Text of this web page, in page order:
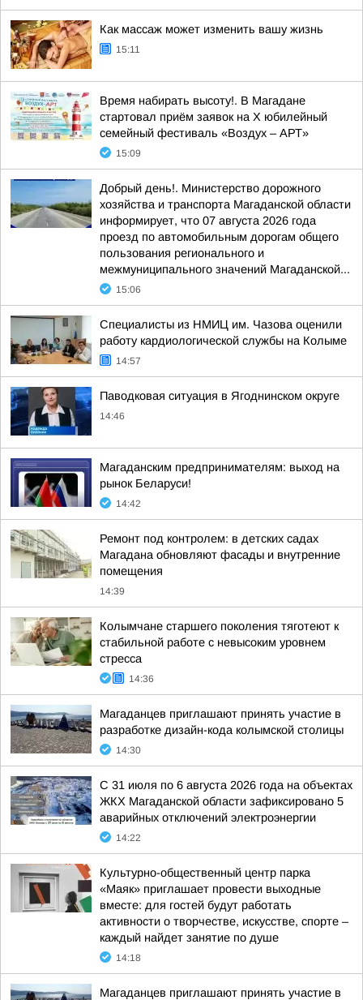
Как массаж может изменить вашу жизнь
15:11
Время набирать высоту!. В Магадане
стартовал приём заявок на X юбилейный
семейный фестиваль «Воздух – АРТ»
15:09
Добрый день!. Министерство дорожного
хозяйства и транспорта Магаданской области
информирует, что 07 августа 2026 года
проезд по автомобильным дорогам общего
пользования регионального и
межмуниципального значений Магаданской...
15:06
Специалисты из НМИЦ им. Чазова оценили
работу кардиологической службы на Колыме
14:57
Паводковая ситуация в Ягоднинском округе
14:46
Магаданским предпринимателям: выход на
рынок Беларуси!
14:42
Ремонт под контролем: в детских садах
Магадана обновляют фасады и внутренние
помещения
14:39
Колымчане старшего поколения тяготеют к
стабильной работе с невысоким уровнем
стресса
14:36
Магаданцев приглашают принять участие в
разработке дизайн-кода колымской столицы
14:30
С 31 июля по 6 августа 2026 года на объектах
ЖКХ Магаданской области зафиксировано 5
аварийных отключений электроэнергии
14:22
Культурно-общественный центр парка
«Маяк» приглашает провести выходные
вместе: для гостей будут работать
активности о творчестве, искусстве, спорте –
каждый найдет занятие по душе
14:18
Магаданцев приглашают принять участие в